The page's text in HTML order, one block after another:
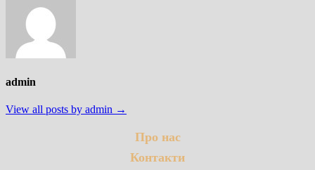
admin
View all posts by admin →
Про нас
Контакти